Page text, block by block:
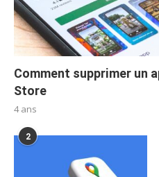
Comment supprimer un
Store
4 ans
2